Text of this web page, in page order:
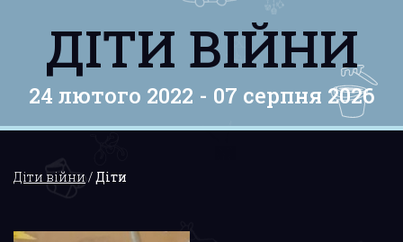
ДІТИ ВІЙНИ
24 лютого 2022 - 07 серпня 2026
Діти війни /Діти